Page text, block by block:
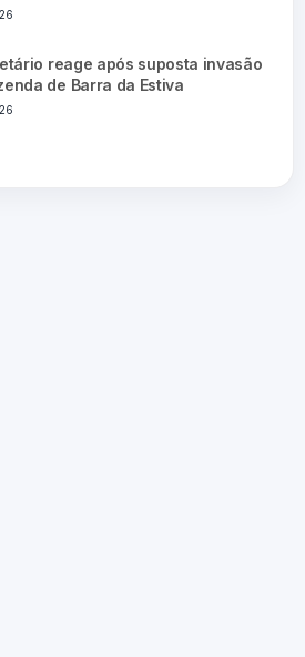
reage após suposta invasão
de Barra da Estiva